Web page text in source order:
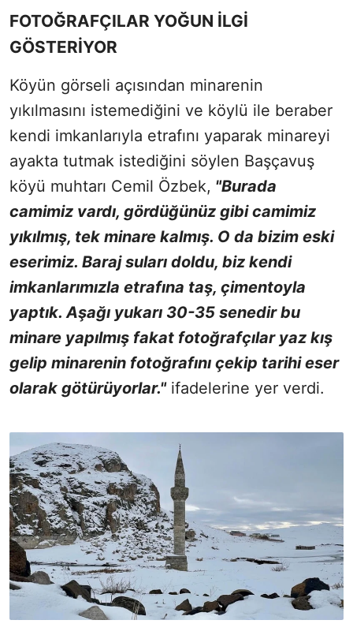
FOTOĞRAFÇILAR YOĞUN İLGİ
GÖSTERİYOR
Köyün görseli açısından minarenin
yıkılmasını istemediğini ve köylü ile beraber
kendi imkanlarıyla etrafını yaparak minareyi
ayakta tutmak istediğini söylen Başçavuş
köyü muhtarı Cemil Özbek, "Burada
camimiz vardı, gördüğünüz gibi camimiz
yıkılmış, tek minare kalmış. O da bizim eski
eserimiz. Baraj suları doldu, biz kendi
imkanlarımızla etrafına taş, çimentoyla
yaptık. Aşağı yukarı 30-35 senedir bu
minare yapılmış fakat fotoğrafçılar yaz kış
gelip minarenin fotoğrafını çekip tarihi eser
olarak götürüyorlar."ifadelerine yer verdi.